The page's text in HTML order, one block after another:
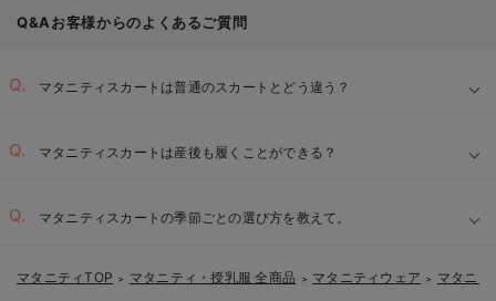
Q&Aお客様からのよくあるご質問
マタニティスカートは普通のスカートとどう違う？
マタニティスカートは産後も履くことができる？
マタニティスカートの季節ごとの選び方を教えて。
マタニティTOP ＞ マタニティ・授乳服 全商品 ＞ マタニティウェア ＞ マタニテ